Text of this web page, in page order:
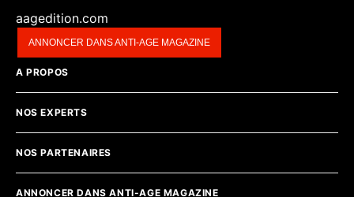
aagedition.com
ANNONCER DANS ANTI-AGE MAGAZINE
A PROPOS
NOS EXPERTS
NOS PARTENAIRES
ANNONCER DANS ANTI-AGE MAGAZINE